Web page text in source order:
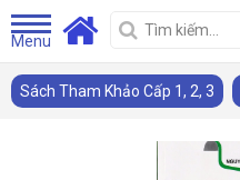
Menu
Sách Tham Khảo Cấp 1, 2, 3